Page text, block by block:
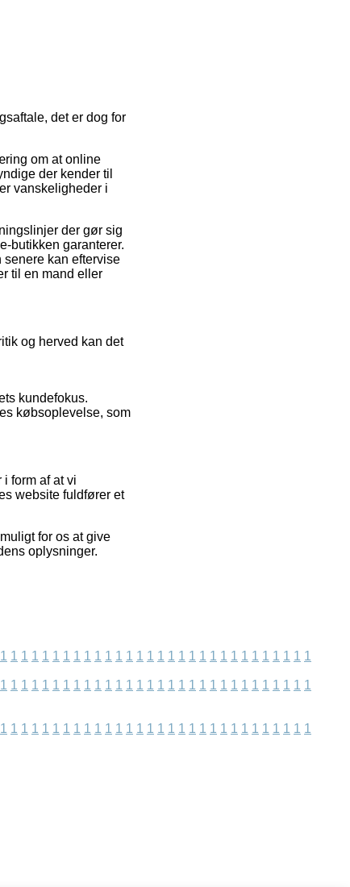
det er dog for
om at online
der kender til
vanskeligheder i
der gør sig
butikken garanterer.
senere kan eftervise
til en mand eller
og herved kan det
kundefokus.
købsoplevelse, som
form af at vi
website fuldfører et
for os at give
oplysninger.
1 1 1 1 1 1 1 1 1 1 1 1 1 1 1 1 1 1 1 1 1 1 1 1 1 1 1 1 1 1
1 1 1 1 1 1 1 1 1 1 1 1 1 1 1 1 1 1 1 1 1 1 1 1 1 1 1 1 1 1
1 1 1 1 1 1 1 1 1 1 1 1 1 1 1 1 1 1 1 1 1 1 1 1 1 1 1 1 1 1